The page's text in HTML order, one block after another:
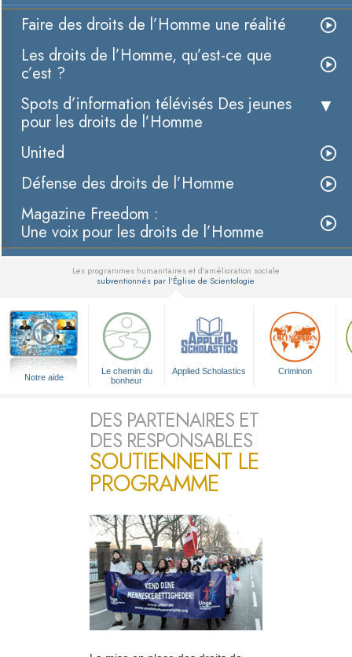
Faire des droits de l’Homme une réalité
Les droits de l’Homme, qu’est-ce que
c’est ?
Spots d’information télévisés Des jeunes
pour les droits de l’Homme
United
Défense des droits de l’Homme
Magazine Freedom :
Une voix pour les droits de l’Homme
Les programmes humanitaires et d’amélioration sociale
subventionnés par l’Église de Scientologie
Notre aide
Le chemin du
bonheur
Applied Scholastics Criminon
DES PARTENAIRES ET
DES RESPONSABLES
SOUTIENNENT LE
PROGRAMME